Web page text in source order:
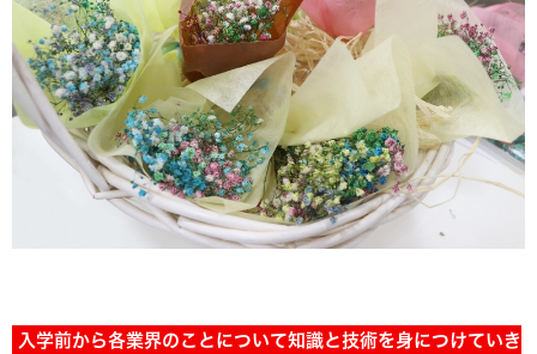
入学前から各業界のことについて知識と技術を身につけていき